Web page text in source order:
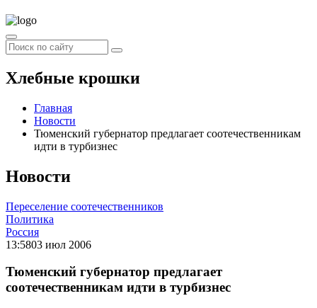
Хлебные крошки
Главная
Новости
Тюменский губернатор предлагает соотечественникам
идти в турбизнес
Новости
Переселение соотечественников
Политика
Россия
13:5803 июл 2006
Тюменский губернатор предлагает
соотечественникам идти в турбизнес